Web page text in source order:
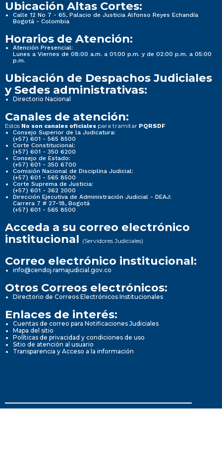
Ubicación Altas Cortes:
Calle 12 No 7 - 65, Palacio de Justicia Alfonso Reyes Echandía
Bogotá - Colombia
Horarios de Atención:
Atención Presencial:
Lunes a Viernes de 08:00 a.m. a 01:00 p.m. y de 02:00 p.m. a 05:00
p.m.
Ubicación de Despachos Judiciales
y Sedes administrativas:
Directorio Nacional
Canales de atención:
Estos No son canales oficiales para tramitar PQRSDF
Consejo Superior de la Judicatura:
(+57) 601 - 565 8500
Corte Constitucional:
(+57) 601 - 350 6200
Consejo de Estado:
(+57) 601 - 350 6700
Comisión Nacional de Disciplina Judicial:
(+57) 601 - 565 8500
Corte Suprema de Justicia:
(+57) 601 - 362 2000
Dirección Ejecutiva de Administración Judicial - DEAJ:
Carrera 7 # 27-18, Bogotá
(+57) 601 - 565 8500
Acceda a su correo electrónico
institucional (Servidores Judiciales)
Correo electrónico institucional:
info@cendoj.ramajudicial.gov.co
Otros Correos electrónicos:
Directorio de Correos Electrónicos Institucionales
Enlaces de interés:
Cuentas de correo para Notificaciones Judiciales
Mapa del sitio
Políticas de privacidad y condiciones de uso
Sitio de atención al usuario
Transparencia y Acceso a la información